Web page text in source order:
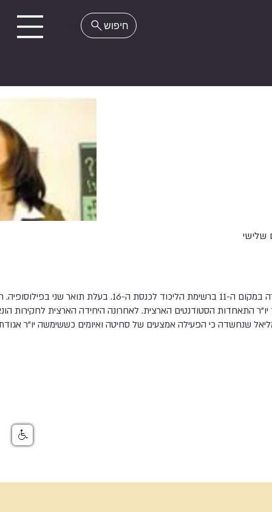
שלישי
ח"כ גילה גמליאל, 29, נבחרה במקום ה-11 ברשימת הליכוד לכנסת ה-
התאחדות הסטודנטים הארצית. לאחרונה היחידה הארצית לחקירות
שנחשדה כי הפעילה אמצעים של סחיטה ואיומים כששימשה יו"ר